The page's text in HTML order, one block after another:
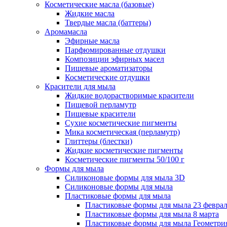
Косметические масла (базовые)
Жидкие масла
Твердые масла (баттеры)
Аромамасла
Эфирные масла
Парфюмированные отдушки
Композиции эфирных масел
Пищевые ароматизаторы
Косметические отдушки
Красители для мыла
Жидкие водорастворимые красители
Пищевой перламутр
Пищевые красители
Сухие косметические пигменты
Мика косметическая (перламутр)
Глиттеры (блестки)
Жидкие косметические пигменты
Косметические пигменты 50/100 г
Формы для мыла
Силиконовые формы для мыла 3D
Силиконовые формы для мыла
Пластиковые формы для мыла
Пластиковые формы для мыла 23
Пластиковые формы для мыла 8 марта
Пластиковые формы для мыла